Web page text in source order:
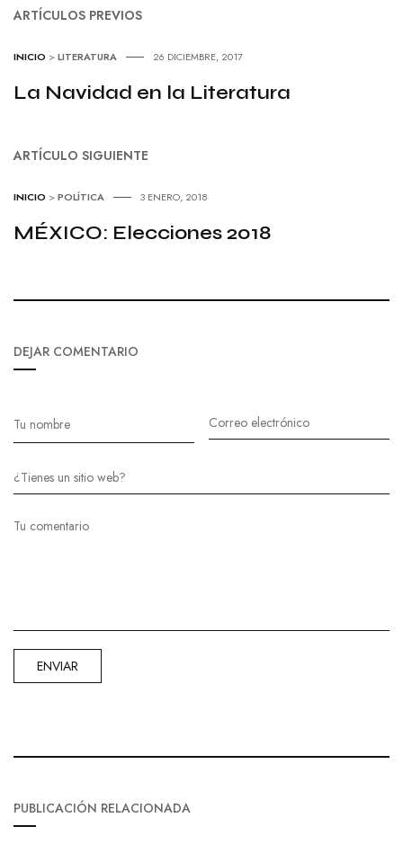
ARTÍCULOS PREVIOS
INICIO >LITERATURA 26 DICIEMBRE, 2017
La Navidad en la Literatura
ARTÍCULO SIGUIENTE
INICIO >POLÍTICA 3 ENERO, 2018
MÉXICO: Elecciones 2018
DEJAR COMENTARIO
PUBLICACIÓN RELACIONADA